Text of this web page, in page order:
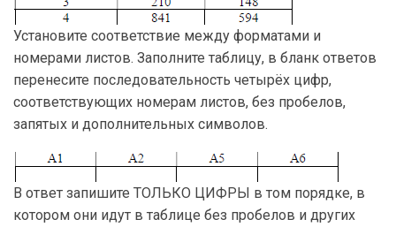
Установите соответствие между форматами и
номерами листов. Заполните таблицу, в бланк ответов
перенесите последовательность четырёх цифр,
соответствующих номерам листов, без пробелов,
запятых и дополнительных символов.
В ответ запишите ТОЛЬКО ЦИФРЫ в том порядке, в
котором они идут в таблице без пробелов и других